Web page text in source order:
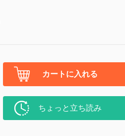
カートに入れる
ちょっと立ち読み